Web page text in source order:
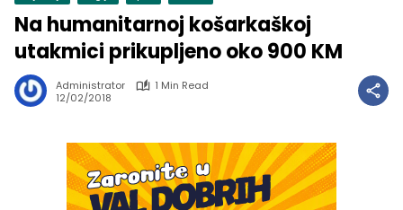
Na humanitarnoj košarkaškoj
utakmici prikupljeno oko 900 KM
Administrator
1 Min Read
12/02/2018